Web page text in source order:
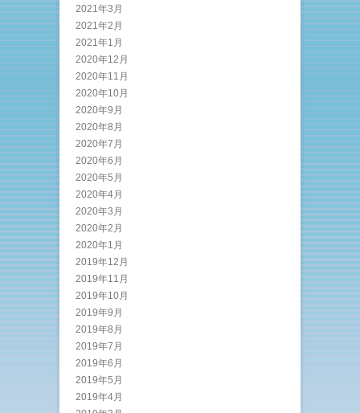
2021年3月
2021年2月
2021年1月
2020年12月
2020年11月
2020年10月
2020年9月
2020年8月
2020年7月
2020年6月
2020年5月
2020年4月
2020年3月
2020年2月
2020年1月
2019年12月
2019年11月
2019年10月
2019年9月
2019年8月
2019年7月
2019年6月
2019年5月
2019年4月